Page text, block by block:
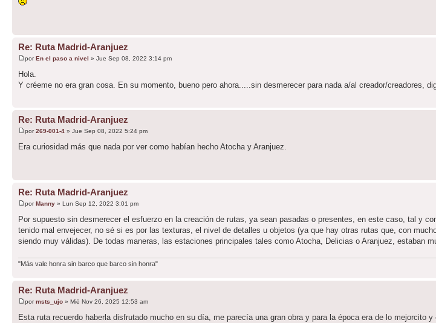
Re: Ruta Madrid-Aranjuez
porEn el paso a nivel » Jue Sep 08, 2022 3:14 pm
Hola.
Y créeme no era gran cosa. En su momento, bueno pero ahora.....sin desmerecer para nada a/al creador/creadores,
Re: Ruta Madrid-Aranjuez
por269-001-4 » Jue Sep 08, 2022 5:24 pm
Era curiosidad más que nada por ver como habían hecho Atocha y Aranjuez.
Re: Ruta Madrid-Aranjuez
porManny » Lun Sep 12, 2022 3:01 pm
Por supuesto sin desmerecer el esfuerzo en la creación de rutas, ya sean pasadas o presentes, en este caso, tal y
tenido mal envejecer, no sé si es por las texturas, el nivel de detalles u objetos (ya que hay otras rutas que, con
siendo muy válidas). De todas maneras, las estaciones principales tales como Atocha, Delicias o Aranjuez, estaban
"Más vale honra sin barco que barco sin honra"
Re: Ruta Madrid-Aranjuez
pormsts_ujo » Mié Nov 26, 2025 12:53 am
Esta ruta recuerdo haberla disfrutado mucho en su día, me parecía una gran obra y para la época era de lo mejorcito